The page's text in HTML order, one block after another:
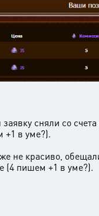
сняли со
+1 в уме?).
не красиво,
(4 пишем +1 в уме?).